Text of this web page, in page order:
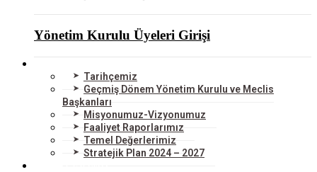
Yönetim Kurulu Üyeleri Girişi
Tarihçemiz
Geçmiş Dönem Yönetim Kurulu ve Meclis
Başkanları
Misyonumuz-Vizyonumuz
Faaliyet Raporlarımız
Temel Değerlerimiz
Stratejik Plan 2024 – 2027